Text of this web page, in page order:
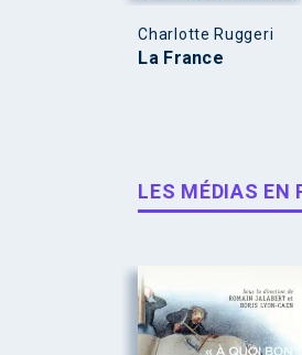
Charlotte Ruggeri
La France
LES MÉDIAS EN